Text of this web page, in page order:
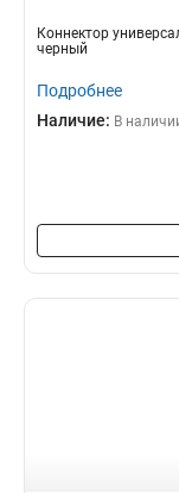
Коннектор
черный
Подробнее
Наличие: В